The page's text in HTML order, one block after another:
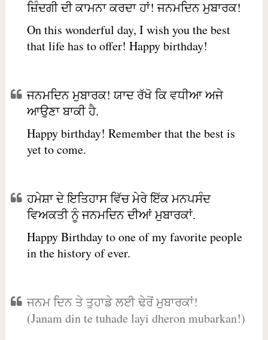
ਜ਼ਿੰਦਗੀ ਦੀ ਕਾਮਨਾ ਕਰਦਾ ਹਾਂ! ਜਨਮਦਿਨ ਮੁਬਾਰਕ!
On this wonderful day, I wish you the best
that life has to offer! Happy birthday!
ਜਨਮਦਿਨ ਮੁਬਾਰਕ! ਯਾਦ ਰੱਖੋ ਕਿ ਵਧੀਆ ਅਜੇ
ਆਉਣਾ ਬਾਕੀ ਹੈ.
Happy birthday! Remember that the best is
yet to come.
ਹਮੇਸ਼ਾ ਦੇ ਇਤਿਹਾਸ ਵਿੱਚ ਮੇਰੇ ਇੱਕ ਮਨਪਸੰਦ
ਵਿਅਕਤੀ ਨੂੰ ਜਨਮਦਿਨ ਦੀਆਂ ਮੁਬਾਰਕਾਂ.
Happy Birthday to one of my favorite people
in the history of ever.
ਜਨਮ ਦਿਨ ਤੇ ਤੁਹਾਡੇ ਲਈ ਢੇਰੋਂ ਮੁਬਾਰਕਾਂ!
(Janam din te tuhade layi dheron mubarkan!)